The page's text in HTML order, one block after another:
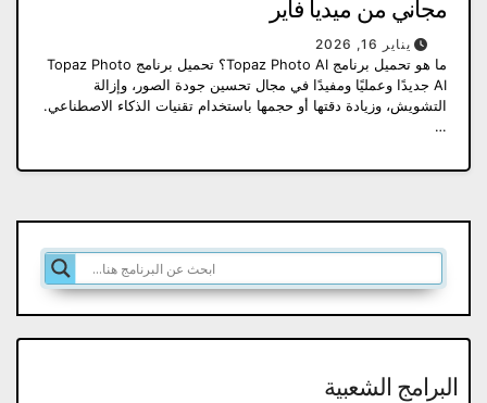
مجاني من ميديا ​​فاير
يناير 16, 2026
ما هو تحميل برنامج Topaz Photo AI؟ تحميل برنامج Topaz Photo
AI جديدًا وعمليًا ومفيدًا في مجال تحسين جودة الصور، وإزالة
التشويش، وزيادة دقتها أو حجمها باستخدام تقنيات الذكاء الاصطناعي.
…
البرامج الشعبية